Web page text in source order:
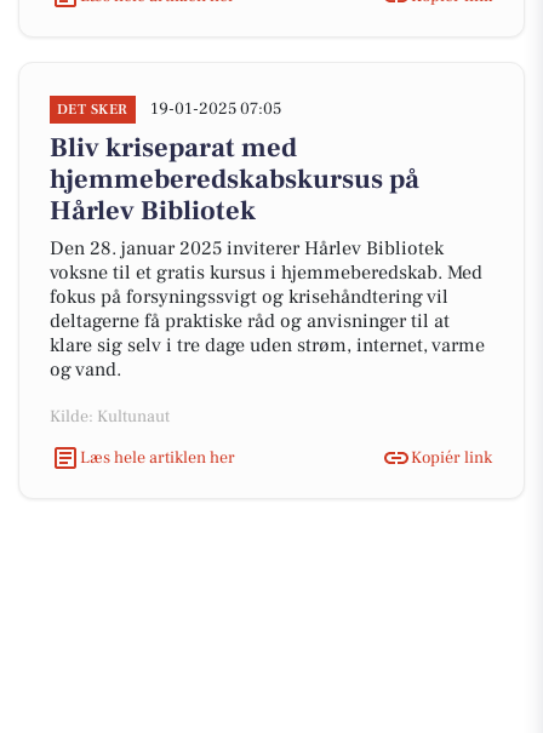
DET SKER 19-01-2025 07:05
Bliv kriseparat med
hjemmeberedskabskursus på
Hårlev Bibliotek
Den 28. januar 2025 inviterer Hårlev Bibliotek
voksne til et gratis kursus i hjemmeberedskab. Med
fokus på forsyningssvigt og krisehåndtering vil
deltagerne få praktiske råd og anvisninger til at
klare sig selv i tre dage uden strøm, internet, varme
og vand.
Kilde: Kultunaut
Læs hele artiklen her
Kopiér link